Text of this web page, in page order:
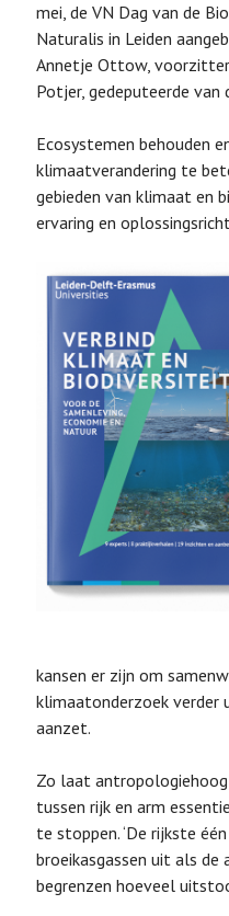
mei, de VN Dag van de
Naturalis in Leiden
Annetje Ottow, voorzitter
Potjer, gedeputeerde
Ecosystemen behouden
klimaatverandering te
gebieden van klimaat en
ervaring en
kansen er zijn om
klimaatonderzoek verder
aanzet.
Zo laat
tussen rijk en arm
te stoppen. ‘De rijkste
broeikasgassen uit als
begrenzen hoeveel